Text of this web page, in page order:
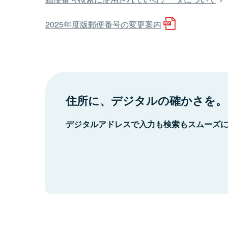
2025年度版郵便番号の変更案内
住所に、デジタルの確かさを。
デジタルアドレスで入力も検索もスムーズ